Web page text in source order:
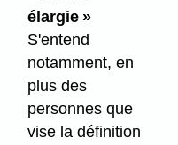
élargie »
S'entend
notamment, en
plus des
personnes que
vise la définition